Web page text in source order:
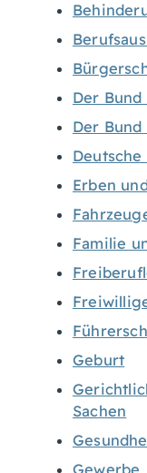
Der
Der
Erben
Familie
Geburt
Sachen
Gewerbe